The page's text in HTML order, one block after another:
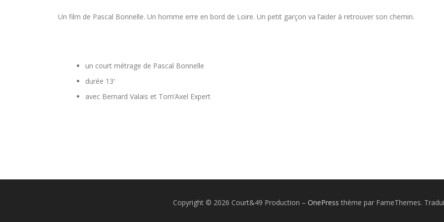
Un film de Pascal Bonnelle. Un homme erre en bord de Loire. Un petit garçon va l’aider à retrouver son chemin.
un court métrage de Pascal Bonnelle
durée 13′
avec Bernard Valais et Tom’Axel Expert
Copyright © 2026 Court&49 Production – OnePress thème par FameThemes.